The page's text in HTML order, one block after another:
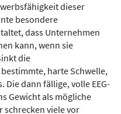
dieser
besondere
dass Unternehmen
kann, wenn sie
die
harte Schwelle,
Die dann fällige, volle EEG-
Gewicht als mögliche
schrecken viele vor